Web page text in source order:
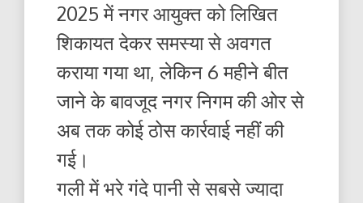
2025 में नगर आयुक्त को लिखित
शिकायत देकर समस्या से अवगत
कराया गया था, लेकिन 6 महीने बीत
जाने के बावजूद नगर निगम की ओर से
अब तक कोई ठोस कार्रवाई नहीं की
गई।
गली में भरे गंदे पानी से सबसे ज्यादा